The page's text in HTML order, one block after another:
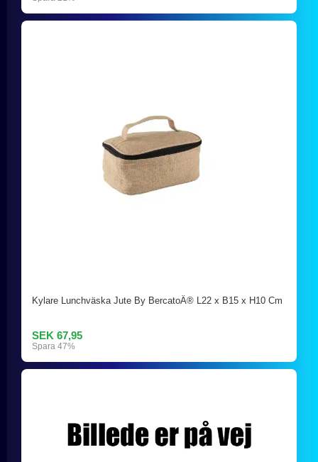
Kylare Lunchväska Jute By BercatoÂ® L22 x B15 x H10 Cm
SEK 67,95
Spara 47%